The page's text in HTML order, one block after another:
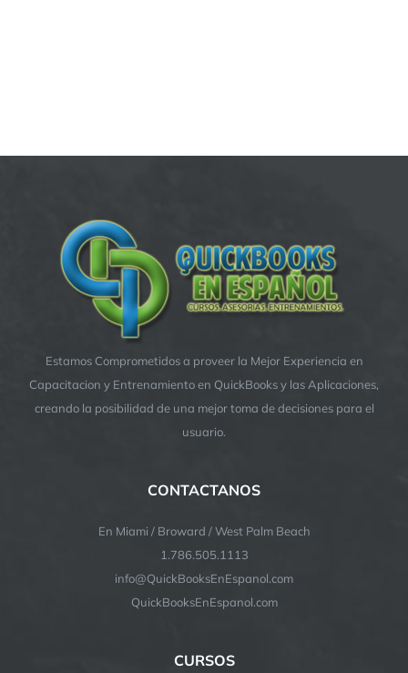
Estamos Comprometidos a proveer la Mejor Experiencia en
Capacitacion y Entrenamiento en QuickBooks y las Aplicaciones,
creando la posibilidad de una mejor toma de decisiones para el
usuario.
CONTACTANOS
En Miami / Broward / West Palm Beach
1.786.505.1113
info@QuickBooksEnEspanol.com
QuickBooksEnEspanol.com
CURSOS